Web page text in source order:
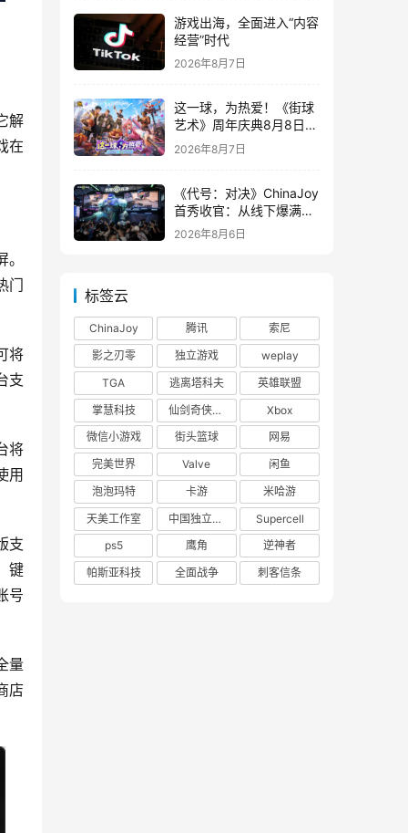
解
在
门
将
支
将
用
支
键
号
量
店
游戏出海，全面进入“内容
经营”时代
2026年8月7日
这一球，为热爱！《街球
艺术》周年庆典8月8日正
式上线，多重福利与全新
内容同步开启
2026年8月7日
《代号：对决》ChinaJoy
首秀收官：从线下爆满看
见玩家的真实期待
2026年8月6日
标签云
ChinaJoy 腾讯
索尼
影之刃零
独立游戏
weplay
TGA
逃离塔科夫
英雄联盟
掌慧科技
仙剑奇侠传四
Xbox
微信小游戏
街头篮球
网易
完美世界
Valve
闲鱼
泡泡玛特
卡游
米哈游
天美工作室
中国独立游戏联盟
Supercell
ps5
鹰角
逆神者
帕斯亚科技
全面战争 刺客信条